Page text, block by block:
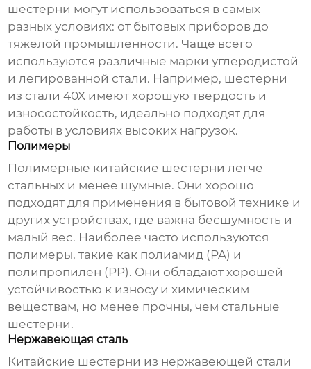
шестерни могут использоваться в самых
разных условиях: от бытовых приборов до
тяжелой промышленности. Чаще всего
используются различные марки углеродистой
и легированной стали. Например, шестерни
из стали 40Х имеют хорошую твердость и
износостойкость, идеально подходят для
работы в условиях высоких нагрузок.
Полимеры
Полимерные китайские шестерни легче
стальных и менее шумные. Они хорошо
подходят для применения в бытовой технике и
других устройствах, где важна бесшумность и
малый вес. Наиболее часто используются
полимеры, такие как полиамид (PA) и
полипропилен (PP). Они обладают хорошей
устойчивостью к износу и химическим
веществам, но менее прочны, чем стальные
шестерни.
Нержавеющая сталь
Китайские шестерни из нержавеющей стали